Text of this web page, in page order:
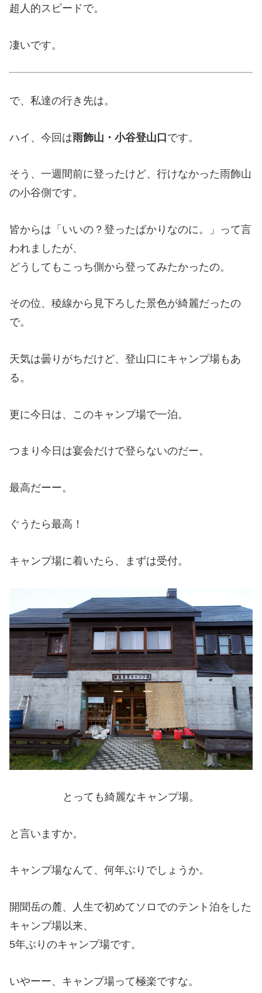
超人的スピードで。
凄いです。
で、私達の行き先は。
ハイ、今回は雨飾山・小谷登山口です。
そう、一週間前に登ったけど、行けなかった雨飾山
の小谷側です。
皆からは「いいの？登ったばかりなのに。」って言
われましたが、
どうしてもこっち側から登ってみたかったの。
その位、稜線から見下ろした景色が綺麗だったの
で。
天気は曇りがちだけど、登山口にキャンプ場もあ
る。
更に今日は、このキャンプ場で一泊。
つまり今日は宴会だけで登らないのだー。
最高だーー。
ぐうたら最高！
キャンプ場に着いたら、まずは受付。
とっても綺麗なキャンプ場。
と言いますか。
キャンプ場なんて、何年ぶりでしょうか。
開聞岳の麓、人生で初めてソロでのテント泊をした
キャンプ場以来、
5年ぶりのキャンプ場です。
いやーー、キャンプ場って極楽ですな。